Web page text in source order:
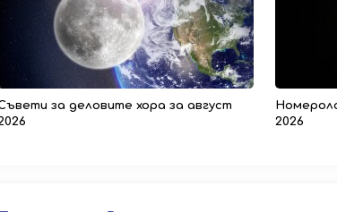
за деловите хора за август
2026